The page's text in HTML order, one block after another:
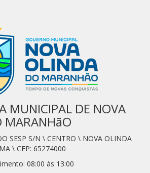
MUNICIPAL DE NOVA
MARANHãO
SESP S/N \ CENTRO \ NOVA OLINDA
\ CEP: 65274000
08:00 às 13:00